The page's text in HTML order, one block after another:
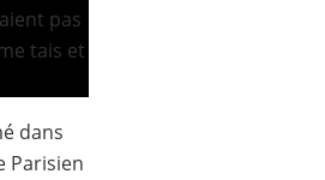
dans
Parisien